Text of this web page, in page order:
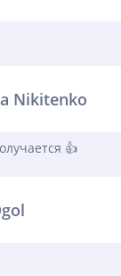
Nikitenko
👍